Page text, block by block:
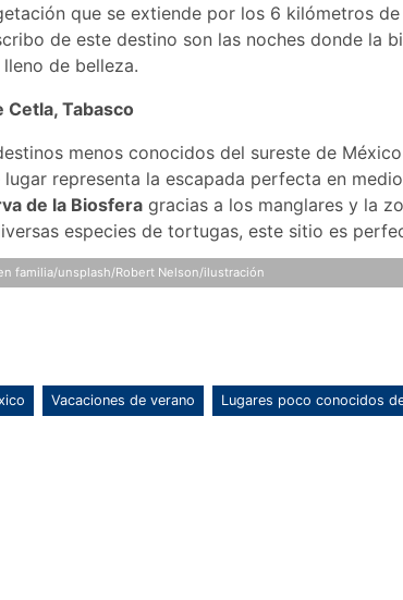
que se extiende por los 6 kilómetros
de este destino son las noches donde la
de belleza.
Cetla, Tabasco
menos conocidos del sureste de
lugar representa la escapada perfecta en
de la Biosfera gracias a los manglares y la
especies de tortugas, este sitio es
familia/unsplash/Robert Nelson/ilustración
Vacaciones de verano Lugares poco conocidos